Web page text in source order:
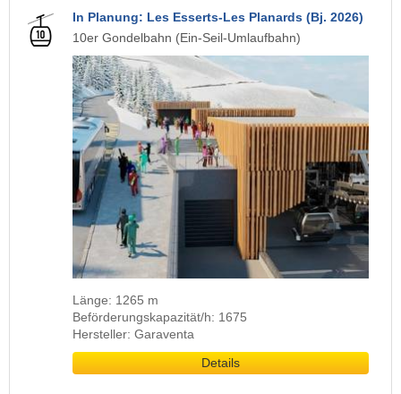
In Planung: Les Esserts-Les Planards (Bj. 2026)
10er Gondelbahn (Ein-Seil-Umlaufbahn)
Länge: 1265 m
Beförderungskapazität/h: 1675
Hersteller: Garaventa
Details